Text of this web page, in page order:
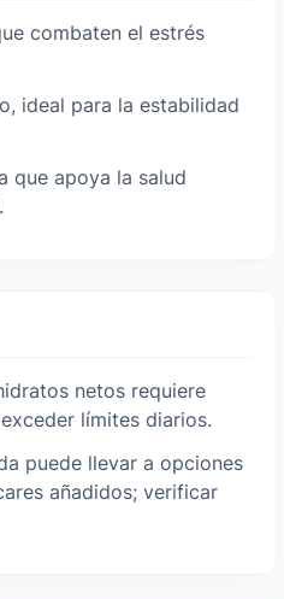
combaten el estrés
ideal para la estabilidad
que apoya la salud
netos requiere
límites diarios.
puede llevar a opciones
añadidos; verificar